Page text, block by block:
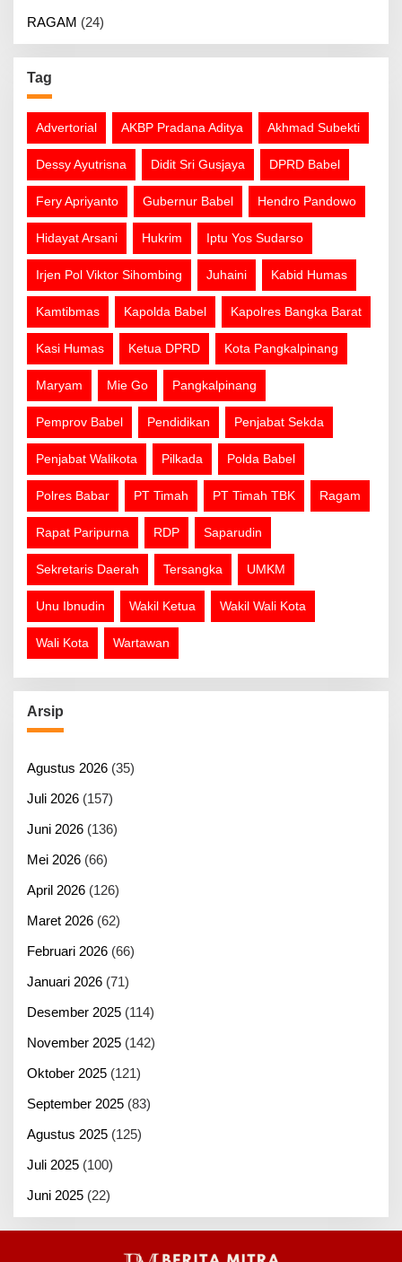
RAGAM (24)
Tag
Advertorial AKBP Pradana Aditya Akhmad Subekti
Dessy Ayutrisna Didit Sri Gusjaya DPRD Babel
Fery Apriyanto Gubernur Babel Hendro Pandowo
Hidayat Arsani Hukrim Iptu Yos Sudarso
Irjen Pol Viktor Sihombing Juhaini Kabid Humas
Kamtibmas Kapolda Babel Kapolres Bangka Barat
Kasi Humas Ketua DPRD Kota Pangkalpinang
Maryam Mie Go Pangkalpinang
Pemprov Babel Pendidikan Penjabat Sekda
Penjabat Walikota Pilkada Polda Babel
Polres Babar PT Timah PT Timah TBK Ragam
Rapat Paripurna RDP Saparudin
Sekretaris Daerah Tersangka UMKM
Unu Ibnudin Wakil Ketua Wakil Wali Kota
Wali Kota Wartawan
Arsip
Agustus 2026 (35)
Juli 2026 (157)
Juni 2026 (136)
Mei 2026 (66)
April 2026 (126)
Maret 2026 (62)
Februari 2026 (66)
Januari 2026 (71)
Desember 2025 (114)
November 2025 (142)
Oktober 2025 (121)
September 2025 (83)
Agustus 2025 (125)
Juli 2025 (100)
Juni 2025 (22)